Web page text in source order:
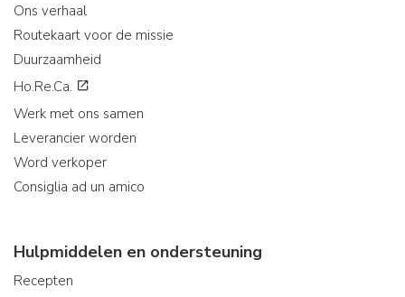
Ons verhaal
Routekaart voor de missie
Duurzaamheid
Ho.Re.Ca.
Werk met ons samen
Leverancier worden
Word verkoper
Consiglia ad un amico
Hulpmiddelen en ondersteuning
Recepten